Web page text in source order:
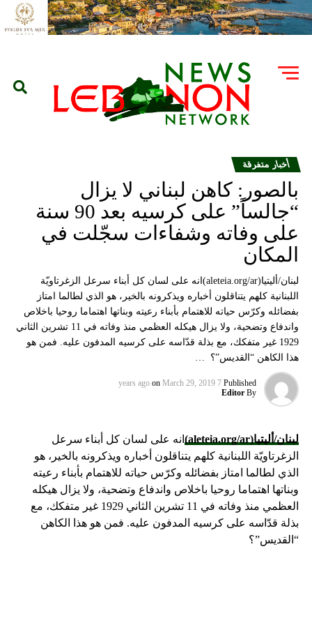
أخبار متفرقة
بالصور: كاهن لبناني لا يزال
“جالساً” على كرسيه بعد 90 سنة
على وفاته وشفاءات سجّلت في
المكان
لبنان/أليتيا(aleteia.org/ar)انه على لسان كل أبناء سرعل الزغرتاويّة
اللبنانية كلهم يتناقلون أخباره ويذكرونه بالخير، هو الذي لطالما امتاز
بفضائله وكرّس حياته للاهتمام بأبناء رعيته وبناتها اهتماما روحيا باخلاص
واندفاع وتضحية، ولا يزال هيكله العظمي منذ وفاته في 11 تشرين الثاني
1929 غير متفكك، مع بذلة قدّاسه على كرسيه المدفون عليه. فمن هو
هذا الكاهن “القديس”؟ …
Published
7 years ago
on March 29, 2019
By
Editor
لبنان/أليتيا(aleteia.org/ar)
انه على لسان كل أبناء سرعل
الزغرتاويّة اللبنانية كلهم يتناقلون أخباره ويذكرونه بالخير، هو
الذي لطالما امتاز بفضائله وكرّس حياته للاهتمام بأبناء رعيته
وبناتها اهتماما روحيا باخلاص واندفاع وتضحية، ولا يزال هيكله
العظمي منذ وفاته في 11 تشرين الثاني 1929 غير متفكك، مع
بذلة قدّاسه على كرسيه المدفون عليه. فمن هو هذا الكاهن
“القديس”؟